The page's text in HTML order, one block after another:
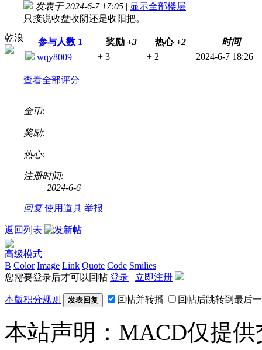
乾浪
发表于 2024-6-7 17:05 | 显示全部楼层
只接说收盘收阴还是收阳把。
参与人数 1 奖励 +3 热心 +2
时间
wqy8009
+ 3 + 2 2024-6-7 18:26
查看全部评分
金币:
奖励:
热心:
注册时间:
2024-6-6
回复 使用道具 举报
返回列表
高级模式
B Color Image Link Quote Code Smilies
您需要登录后才可以回帖 登录 | 立即注册
本版积分规则 发表回复 回帖并转播 回帖后跳转到最后
本站声明：MACD仅提